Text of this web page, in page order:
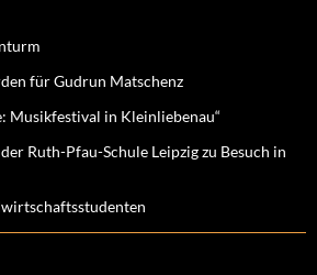
für Gudrun Matschenz
Musikfestival in Kleinliebenau“
Ruth-Pfau-Schule Leipzig zu Besuch in